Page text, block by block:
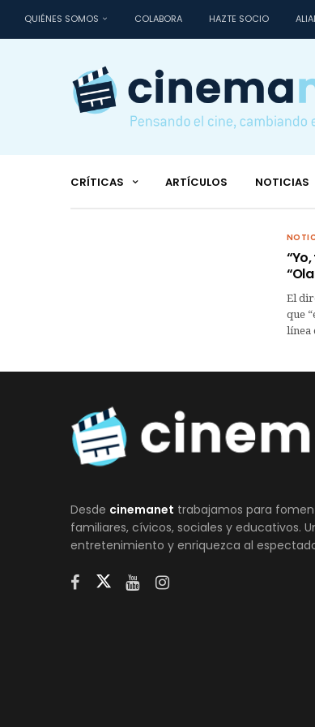
QUIÉNES SOMOS COLABORA HAZTE SOCIO
CRÍTICAS ARTÍCULOS NOTICIAS
El
que
línea
Desde cinemanet trabajamos para
familiares, cívicos, sociales y educativos.
entretenimiento y enriquezca al